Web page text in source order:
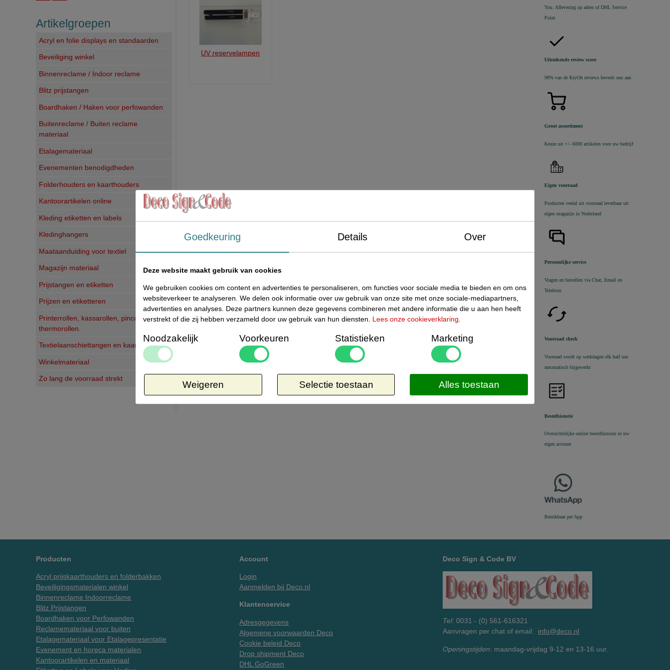
Artikelgroepen
Acryl en folie displays en standaarden
Beveiliging winkel
Binnenreclame / Indoor reclame
Blitz prijstangen
Boardhaken / Haken voor perfowanden
Buitenreclame / Buiten reclame
materiaal
Etalagemateriaal
Evenementen benodigdheden
Folderhouders en kaarthouders
Kantoorartikelen online
Kleding etiketten en labels
Kledinghangers
Maataanduiding voor textiel
Magazijn materiaal
Prijstangen en etiketten
Prijzen en etiketteren
Printerrollen, kassarollen, pincoderollen,
thermorollen.
Textielaanschiettangen en kaartjes
Winkelmateriaal
Zo lang de voorraad strekt
UV reservelampen
You. Aflevering op adres of DHL Service
Point
Uitstekende review score
98% van de KiyOh reviews beveelt ons aan
Groot assortiment
Keuze uit +/- 6000 artikelen voor uw bedrijf
Eigen voorraad
Producten veelal uit voorraad leverbaar uit
eigen magazijn in Nederland
Persoonlijke service
Vragen en bestellen via Chat, Email en
Telefoon
Voorraad check
Voorraad wordt op werkdagen elk half uur
automatisch bijgewerkt
Bestelhistorie
Overzichtelijke online bestelhistorie in uw
eigen account
Bereikbaar per App
Producten
Acryl prijskaarthouders en folderbakken
Beveiligingsmaterialen winkel
Binnenreclame Indoorreclame
Blitz Prijstangen
Boardhaken voor Perfowanden
Reclamemateriaal voor buiten
Etalagemateriaal voor Etalagepresentatie
Evenement en horeca materialen
Kantoorartikelen en materiaal
Account
Login
Aanmelden bij Deco.nl
Klantenservice
Adresgegevens
Algemene voorwaarden Deco
Cookie beleid Deco
Drop shipment Deco
DHL GoGreen
Deco Sign & Code BV
Tel: 0031 - (0) 561-616321
Aanvragen per chat of email: info@deco.nl
Openingstijden: maandag-vrijdag 9-12 en 13-16 uur.
Goedkeuring Details Over
Deze website maakt gebruik van cookies
We gebruiken cookies om content en advertenties te personaliseren, om functies voor sociale media te bieden en om ons
websiteverkeer te analyseren. We delen ook informatie over uw gebruik van onze site met onze sociale-mediapartners,
advertenties en analyses. Deze partners kunnen deze gegevens combineren met andere informatie die u aan hen heeft
verstrekt of die zij hebben verzameld door uw gebruik van hun diensten. Lees onze cookieverklaring
Noodzakelijk Voorkeuren Statistieken Marketing
Weigeren Selectie toestaan Alles toestaan